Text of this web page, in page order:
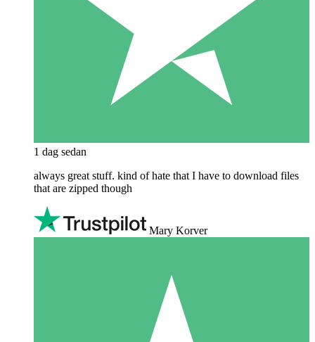
1 dag sedan
always great stuff. kind of hate that I have to download files
that are zipped though
Mary Korver